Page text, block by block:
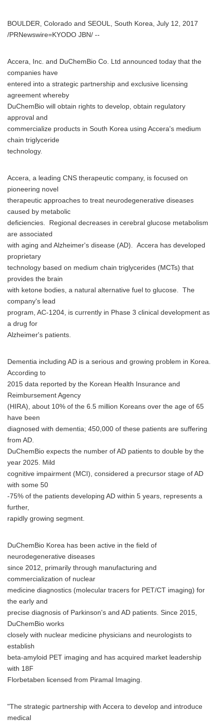
BOULDER, Colorado and SEOUL, South Korea, July 12, 2017
/PRNewswire=KYODO JBN/ --
Accera, Inc. and DuChemBio Co. Ltd announced today that the
companies have
entered into a strategic partnership and exclusive licensing
agreement whereby
DuChemBio will obtain rights to develop, obtain regulatory
approval and
commercialize products in South Korea using Accera's medium
chain triglyceride
technology.
Accera, a leading CNS therapeutic company, is focused on
pioneering novel
therapeutic approaches to treat neurodegenerative diseases
caused by metabolic
deficiencies. Regional decreases in cerebral glucose metabolism
are associated
with aging and Alzheimer's disease (AD). Accera has developed
proprietary
technology based on medium chain triglycerides (MCTs) that
provides the brain
with ketone bodies, a natural alternative fuel to glucose. The
company's lead
program, AC-1204, is currently in Phase 3 clinical development as
a drug for
Alzheimer's patients.
Dementia including AD is a serious and growing problem in Korea.
According to
2015 data reported by the Korean Health Insurance and
Reimbursement Agency
(HIRA), about 10% of the 6.5 million Koreans over the age of 65
have been
diagnosed with dementia; 450,000 of these patients are suffering
from AD.
DuChemBio expects the number of AD patients to double by the
year 2025. Mild
cognitive impairment (MCI), considered a precursor stage of AD
with some 50
-75% of the patients developing AD within 5 years, represents a
further,
rapidly growing segment.
DuChemBio Korea has been active in the field of
neurodegenerative diseases
since 2012, primarily through manufacturing and
commercialization of nuclear
medicine diagnostics (molecular tracers for PET/CT imaging) for
the early and
precise diagnosis of Parkinson's and AD patients. Since 2015,
DuChemBio works
closely with nuclear medicine physicians and neurologists to
establish
beta-amyloid PET imaging and has acquired market leadership
with 18F
Florbetaben licensed from Piramal Imaging.
"The strategic partnership with Accera to develop and introduce
medical